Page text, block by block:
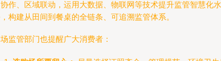
作、区域联动，运用大数据、物联网等技术提升监管智慧化水
构建从田间到餐桌的全链条、可追溯监管体系。
监管部门也提醒广大消费者：